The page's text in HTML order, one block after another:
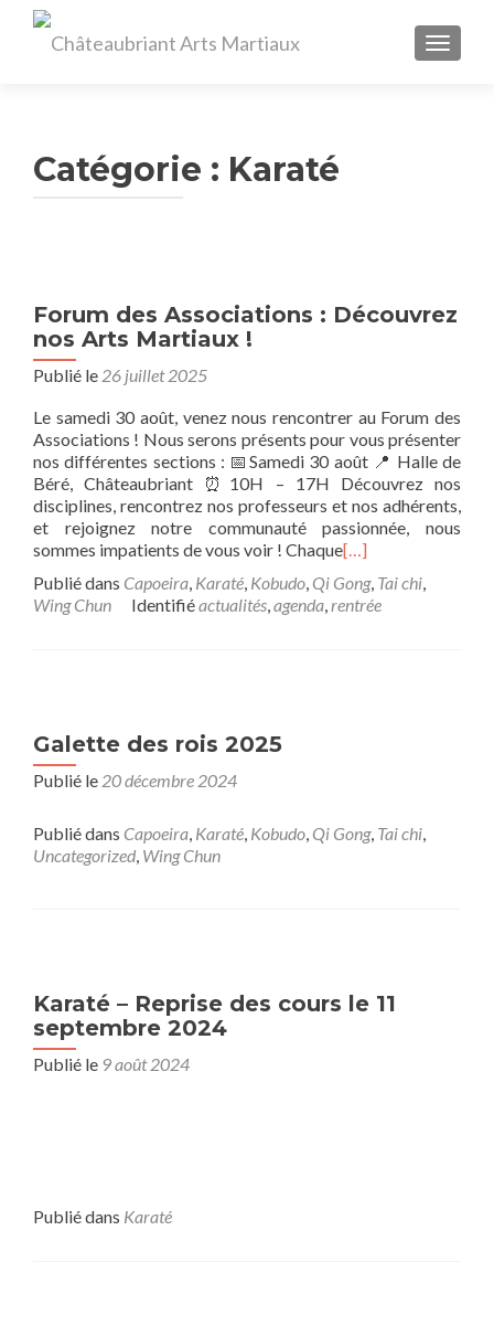
Catégorie : Karaté
Forum des Associations : Découvrez
nos Arts Martiaux !
Publié le 26 juillet 2025
Le samedi 30 août, venez nous rencontrer au Forum des
Associations ! Nous serons présents pour vous présenter
nos différentes sections : 📅Samedi 30 août 📍 Halle de
Béré, Châteaubriant ⏰10H – 17H Découvrez nos
disciplines, rencontrez nos professeurs et nos adhérents,
et rejoignez notre communauté passionnée, nous
sommes impatients de vous voir ! Chaque[…]
Publié dans Capoeira, Karaté, Kobudo, Qi Gong, Tai chi,
Wing Chun
Identifiéactualités,agenda,rentrée
Galette des rois 2025
Publié le 20 décembre 2024
Publié dans Capoeira, Karaté, Kobudo, Qi Gong, Tai chi,
Uncategorized, Wing Chun
Karaté – Reprise des cours le 11
septembre 2024
Publié le 9 août 2024
Publié dans Karaté